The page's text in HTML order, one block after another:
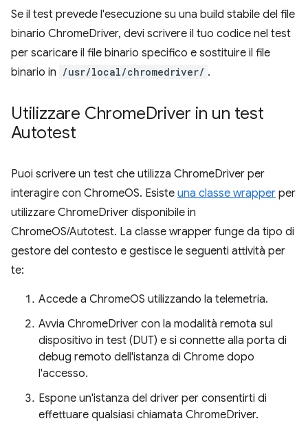
Se il test prevede l'esecuzione su una build stabile del file
binario ChromeDriver, devi scrivere il tuo codice nel test
per scaricare il file binario specifico e sostituire il file
binario in /usr/local/chromedriver/ .
Utilizzare ChromeDriver in un test
Autotest
Puoi scrivere un test che utilizza ChromeDriver per
interagire con ChromeOS. Esiste una classe wrapper per
utilizzare ChromeDriver disponibile in
ChromeOS/Autotest. La classe wrapper funge da tipo di
gestore del contesto e gestisce le seguenti attività per
te:
Accede a ChromeOS utilizzando la telemetria.
Avvia ChromeDriver con la modalità remota sul
dispositivo in test (DUT) e si connette alla porta di
debug remoto dell'istanza di Chrome dopo
l'accesso.
Espone un'istanza del driver per consentirti di
effettuare qualsiasi chiamata ChromeDriver.